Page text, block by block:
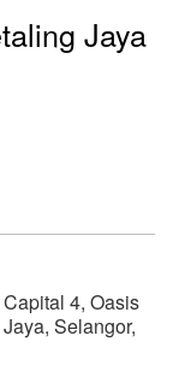
Jaya
4, Oasis
Selangor,